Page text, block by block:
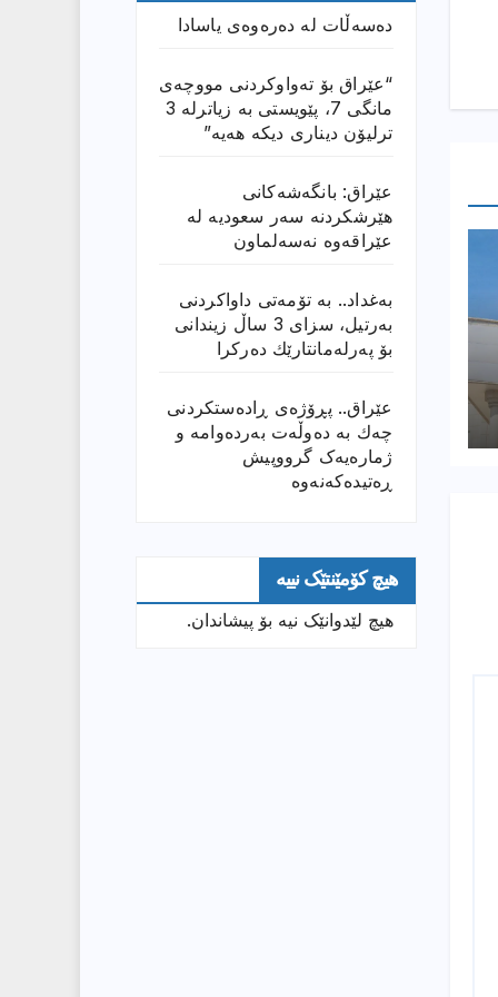
دەسەڵات لە دەرەوەی یاسادا
“عێراق بۆ تەواوکردنی مووچەی
مانگى 7، پێویستی بە زیاترلە 3
ترلیۆن دیناری دیکە هەیە”
عێراق: بانگەشەكانی
هێرشكردنە سەر سعودیە لە
عێراقەوە نەسەلماون
بەغداد.. بە تۆمەتی داواكردنی
بەرتیل، سزای 3 ساڵ زیندانی
بۆ پەرلەمانتارێك دەركرا
عێراق.. پڕۆژەی ڕادەستكردنی
چەك بە دەوڵەت بەردەوامە و
ژمارەیەک گرووپیش
ڕەتیدەکەنەوە
هیچ کۆمێنتێک نییە
هیچ لێدوانێک نیە بۆ پیشاندان.